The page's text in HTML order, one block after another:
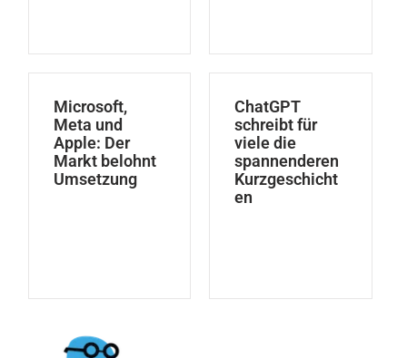
Microsoft,
Meta und
Apple: Der
Markt belohnt
Umsetzung
ChatGPT
schreibt für
viele die
spannenderen
Kurzgeschicht
en